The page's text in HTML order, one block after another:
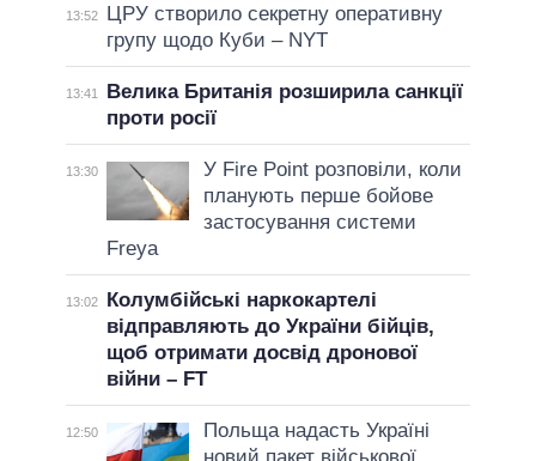
13:52
ЦРУ створило секретну оперативну
групу щодо Куби – NYT
13:41
Велика Британія розширила санкції
проти росії
13:30
У Fire Point розповіли, коли
планують перше бойове
застосування системи
Freya
13:02
Колумбійські наркокартелі
відправляють до України бійців,
щоб отримати досвід дронової
війни – FT
12:50
Польща надасть Україні